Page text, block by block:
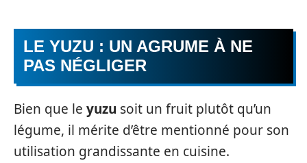
LE YUZU : UN AGRUME À NE
PAS NÉGLIGER
Bien que le yuzu soit un fruit plutôt qu’un
légume, il mérite d’être mentionné pour son
utilisation grandissante en cuisine.